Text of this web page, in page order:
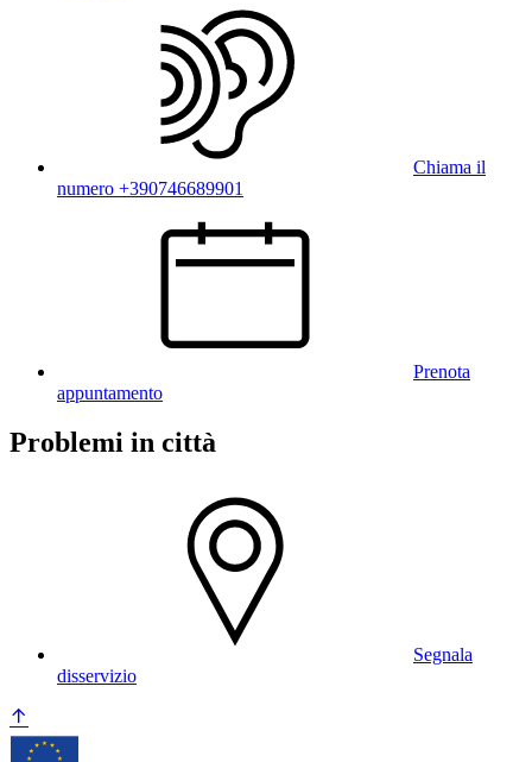
Chiama il
numero +390746689901
Prenota
appuntamento
Problemi in città
Segnala
disservizio